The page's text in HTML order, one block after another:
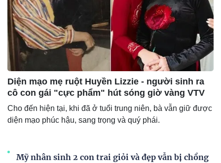
Diện mạo mẹ ruột Huyền Lizzie - người sinh ra
cô con gái "cực phẩm" hút sóng giờ vàng VTV
Cho đến hiện tại, khi đã ở tuổi trung niên, bà vẫn giữ được
diện mạo phúc hậu, sang trọng và quý phái.
Mỹ nhân sinh 2 con trai giỏi và đẹp vẫn bị chồng